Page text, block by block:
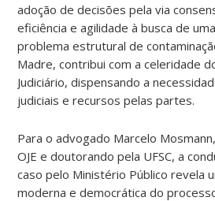
adoção de decisões pela via
eficiência e agilidade à busca de
problema estrutural de
Madre, contribui com a celeridade
Judiciário, dispensando a
judiciais e recursos pelas partes.
Para o advogado Marcelo
OJE e doutorando pela UFSC, a
caso pelo Ministério Público revela
moderna e democrática do